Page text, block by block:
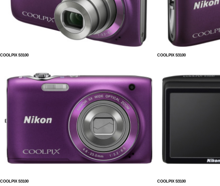
COOLPIX S3100 COOLPIX S3100
COOLPIX S3100 COOLPIX S3100